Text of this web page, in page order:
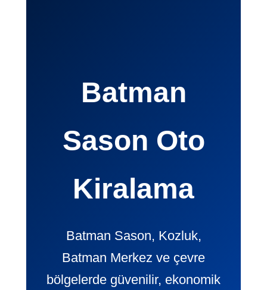
Batman
Sason Oto
Kiralama
Batman Sason, Kozluk,
Batman Merkez ve çevre
bölgelerde güvenilir, ekonomik